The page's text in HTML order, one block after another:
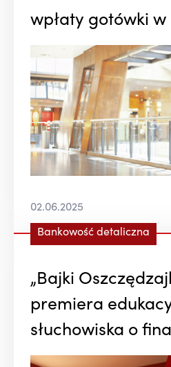
02.06.2025
Bankowość detaliczna
„Bajki
premiera
słuchowiska o